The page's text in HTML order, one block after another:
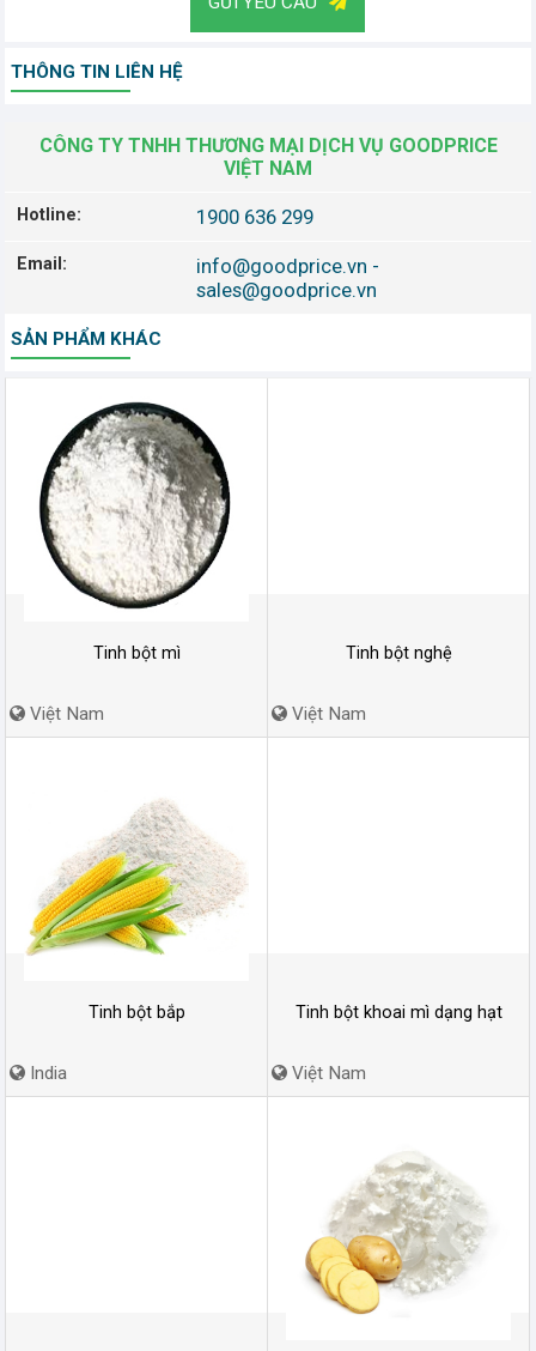
THÔNG TIN LIÊN HỆ
CÔNG TY TNHH THƯƠNG MẠI DỊCH VỤ GOODPRICE
VIỆT NAM
Hotline: 1900 636 299
Email: info@goodprice.vn -
sales@goodprice.vn
SẢN PHẨM KHÁC
Tinh bột mì
Việt Nam
Tinh bột nghệ
Việt Nam
Tinh bột bắp
India
Tinh bột khoai mì dạng hạt
Việt Nam